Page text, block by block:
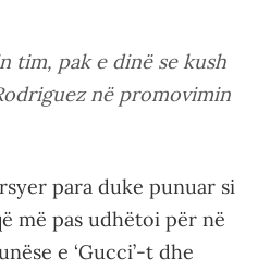
tim, pak e dinë se kush
në promovimin
para duke punuar si
më pas udhëtoi për në
e ‘Gucci’-t dhe